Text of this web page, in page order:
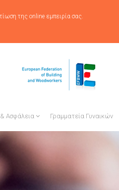
της online εμπειρία σας.
Ασφάλεια Γραμματεία Γυναικών